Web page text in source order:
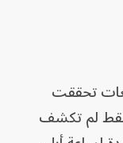
تحققت
باستثناء 3 مزايا فقط لم تكشف